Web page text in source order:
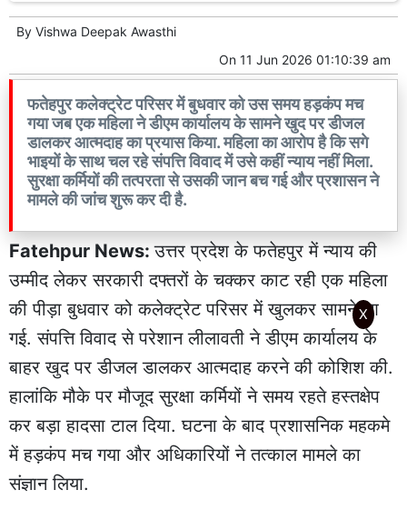
By Vishwa Deepak Awasthi
On 11 Jun 2026 01:10:39 am
फतेहपुर कलेक्ट्रेट परिसर में बुधवार को उस समय हड़कंप मच
गया जब एक महिला ने डीएम कार्यालय के सामने खुद पर डीजल
डालकर आत्मदाह का प्रयास किया. महिला का आरोप है कि सगे
भाइयों के साथ चल रहे संपत्ति विवाद में उसे कहीं न्याय नहीं मिला.
सुरक्षा कर्मियों की तत्परता से उसकी जान बच गई और प्रशासन ने
मामले की जांच शुरू कर दी है.
Fatehpur News:उत्तर प्रदेश के फतेहपुर में न्याय की
उम्मीद लेकर सरकारी दफ्तरों के चक्कर काट रही एक महिला
की पीड़ा बुधवार को कलेक्ट्रेट परिसर में खुलकर सामने आ
गई. संपत्ति विवाद से परेशान लीलावती ने डीएम कार्यालय के
बाहर खुद पर डीजल डालकर आत्मदाह करने की कोशिश की.
हालांकि मौके पर मौजूद सुरक्षा कर्मियों ने समय रहते हस्तक्षेप
कर बड़ा हादसा टाल दिया. घटना के बाद प्रशासनिक महकमे
में हड़कंप मच गया और अधिकारियों ने तत्काल मामले का
संज्ञान लिया.
X